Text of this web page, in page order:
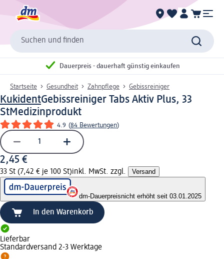
Suchen und finden
Dauerpreis - dauerhaft günstig einkaufen
Startseite Gesundheit Zahnpflege Gebissreiniger
KukidentGebissreiniger Tabs Aktiv Plus, 33
StMedizinprodukt
4.9 (84 Bewertungen)
2,45 €
33 St (7,42 € je 100 St)inkl. MwSt. zzgl. Versand
dm-Dauerpreisnicht erhöht seit 03.01.2025
In den Warenkorb
Lieferbar
Standardversand 2-3 Werktage